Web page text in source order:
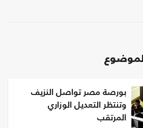
بورصة مصر تواصل النزيف
وتنتظر التعديل الوزاري
المرتقب